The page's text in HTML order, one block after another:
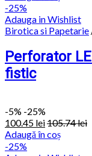
-25%
Adauga in Wishlist
Birotica si Papetarie
Perforator
fistic
-5% -25%
100.45 lei105.74lei
Adaugă în coș
-25%